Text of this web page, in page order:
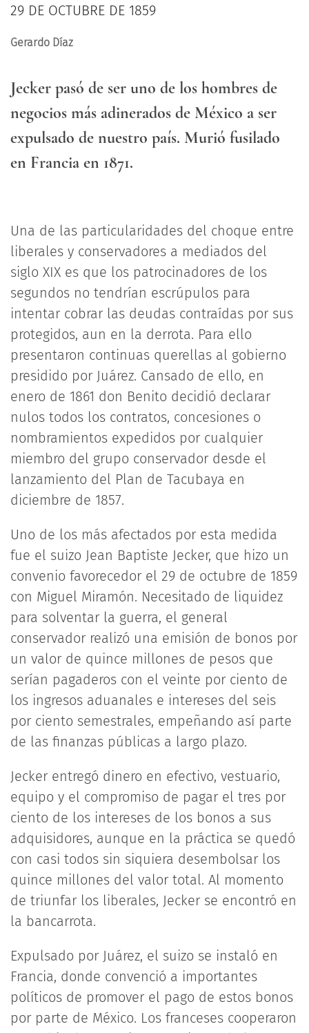
29 DE OCTUBRE DE 1859
Gerardo Díaz
Jecker pasó de ser uno de los hombres de
negocios más adinerados de México a ser
expulsado de nuestro país. Murió fusilado
en Francia en 1871.
Una de las particularidades del choque entre
liberales y conservadores a mediados del
siglo XIX es que los patrocinadores de los
segundos no tendrían escrúpulos para
intentar cobrar las deudas contraídas por sus
protegidos, aun en la derrota. Para ello
presentaron continuas querellas al gobierno
presidido por Juárez. Cansado de ello, en
enero de 1861 don Benito decidió declarar
nulos todos los contratos, concesiones o
nombramientos expedidos por cualquier
miembro del grupo conservador desde el
lanzamiento del Plan de Tacubaya en
diciembre de 1857.
Uno de los más afectados por esta medida
fue el suizo Jean Baptiste Jecker, que hizo un
convenio favorecedor el 29 de octubre de 1859
con Miguel Miramón. Necesitado de liquidez
para solventar la guerra, el general
conservador realizó una emisión de bonos por
un valor de quince millones de pesos que
serían pagaderos con el veinte por ciento de
los ingresos aduanales e intereses del seis
por ciento semestrales, empeñando así parte
de las finanzas públicas a largo plazo.
Jecker entregó dinero en efectivo, vestuario,
equipo y el compromiso de pagar el tres por
ciento de los intereses de los bonos a sus
adquisidores, aunque en la práctica se quedó
con casi todos sin siquiera desembolsar los
quince millones del valor total. Al momento
de triunfar los liberales, Jecker se encontró en
la bancarrota.
Expulsado por Juárez, el suizo se instaló en
Francia, donde convenció a importantes
políticos de promover el pago de estos bonos
por parte de México. Los franceses cooperaron